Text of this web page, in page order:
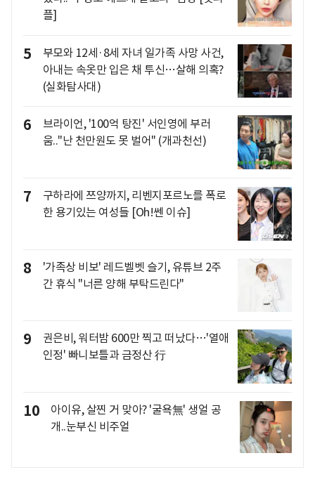
플]
5
부모와 12세·8세 자녀 일가족 사망 사건,
아내는 속옷만 입은 채 투신…살해 의혹?
(실화탐사대)
6
브라이언, '100억 탕진' 서인영에 부러
움.."난 천만원도 못 벌어" (개과천선)
7
구하라에 쯔양까지, 리벤지포르노를 폭로
한 용기있는 여성들 [Oh!쎈 이슈]
8
'가족상 비보' 레드벨벳 슬기, 유튜브 2주
간 휴식 "너른 양해 부탁드린다"
9
권은비, 워터밤 600만 찍고 떠났다…'열애
인정' 빠니보틀과 금정산 行
10
아이유, 살찐 거 맞아? '굴욕無' 생얼 공
개..눈부신 비주얼